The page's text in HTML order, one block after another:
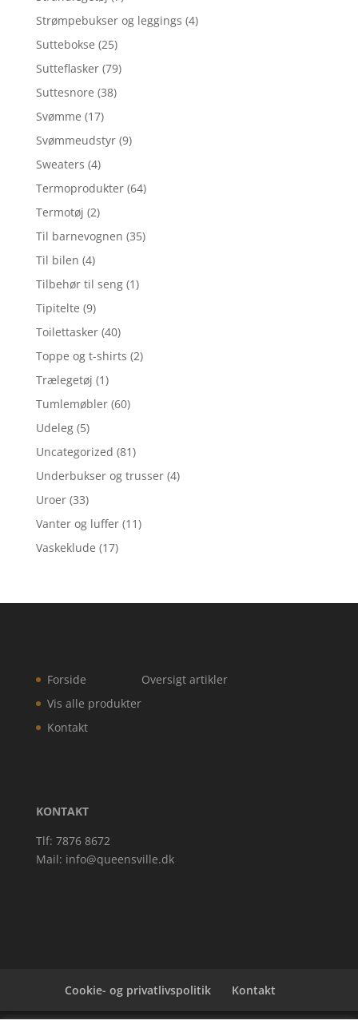
Strømpebukser og leggings (4)
Suttebokse (25)
Sutteflasker (79)
Suttesnore (38)
Svømme (17)
Svømmeudstyr (9)
Sweaters (4)
Termoprodukter (64)
Termotøj (2)
Til barnevognen (35)
Til bilen (4)
Tilbehør til seng (1)
Tipitelte (9)
Toilettasker (40)
Toppe og t-shirts (2)
Trælegetøj (1)
Tumlemøbler (60)
Udeleg (5)
Uncategorized (81)
Underbukser og trusser (4)
Uroer (33)
Vanter og luffer (11)
Vaskeklude (17)
Forside
Vis alle produkter
Kontakt
Oversigt artikler
KONTAKT
Tlf: 7876 8672
Mail: info@queensville.dk
Cookie- og privatlivspolitik Kontakt